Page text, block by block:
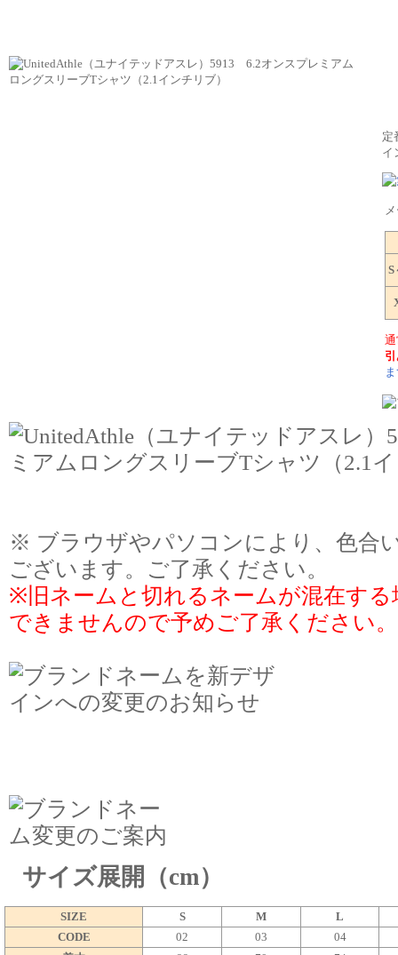
定
イ
S
※ ブラウザやパソコンにより、色合
ございます。ご了承ください。
※旧ネームと切れるネームが混在す
できませんので予めご了承ください。
サイズ展開（cm）
SIZE S M
L
CODE
02 03
04